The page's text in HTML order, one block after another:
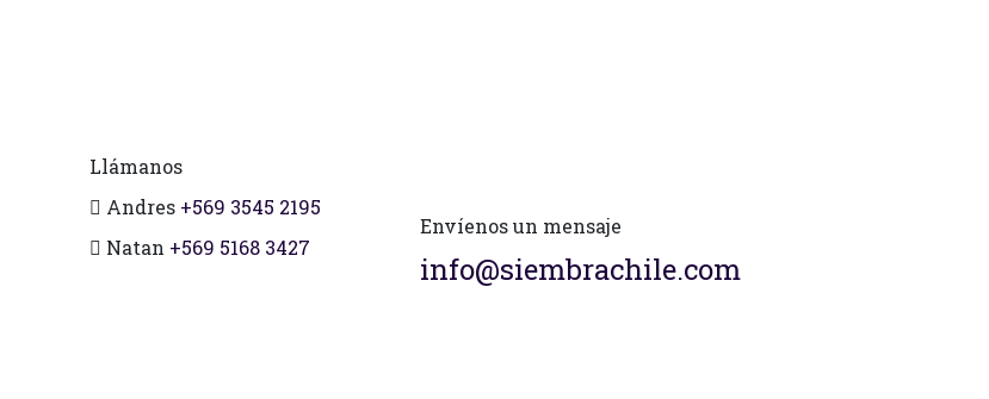
Llámanos
Andres +569 3545 2195
Natan +569 5168 3427
Envíenos un mensaje
info@siembrachile.com